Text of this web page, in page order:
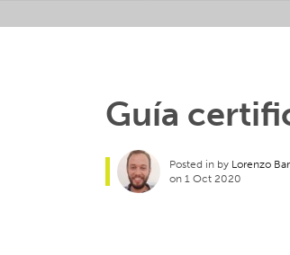
Favourites
Guía
Posted in by Lorenzo
on 1 Oct 2020